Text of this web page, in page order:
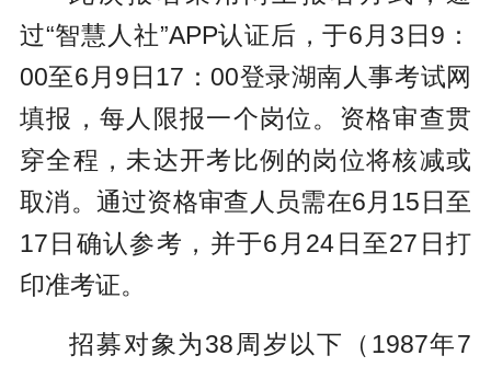
过“智慧人社”APP认证后，于6月3日9：
00至6月9日17：00登录湖南人事考试网
填报，每人限报一个岗位。资格审查贯
穿全程，未达开考比例的岗位将核减或
取消。通过资格审查人员需在6月15日至
17日确认参考，并于6月24日至27日打
印准考证。
招募对象为38周岁以下（1987年7